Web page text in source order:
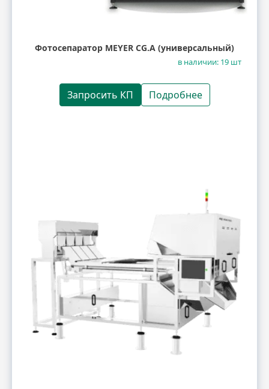
Фотосепаратор MEYER CG.A (универсальный)
в наличии: 19 шт
Запросить КП Подробнее